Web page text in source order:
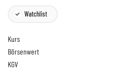
Watchlist
Kurs
Börsenwert
KGV